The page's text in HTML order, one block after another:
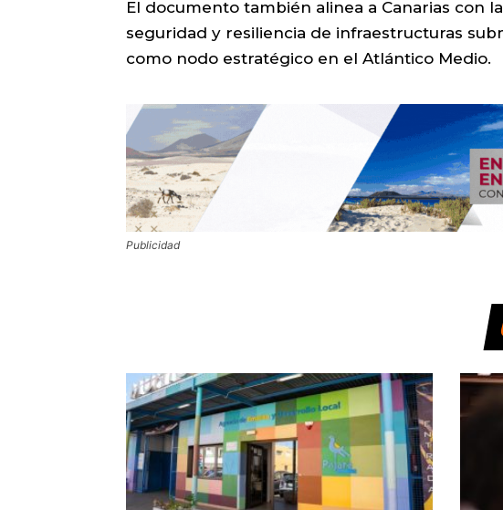
El documento también alinea a Canarias con
seguridad y resiliencia de infraestructuras
como nodo estratégico en el Atlántico Medio.
Publicidad